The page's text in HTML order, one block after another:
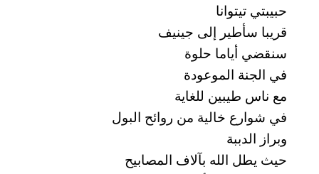
حبيبتي تيتوانا
قريبا سأطير إلى جينيف
سنقضي أياما حلوة
في الجنة الموعودة
مع ناس طيبين للغاية
في شوارع خالية من روائح البول
وبراز الدببة
حيث يطل الله بآلاف المصابيح